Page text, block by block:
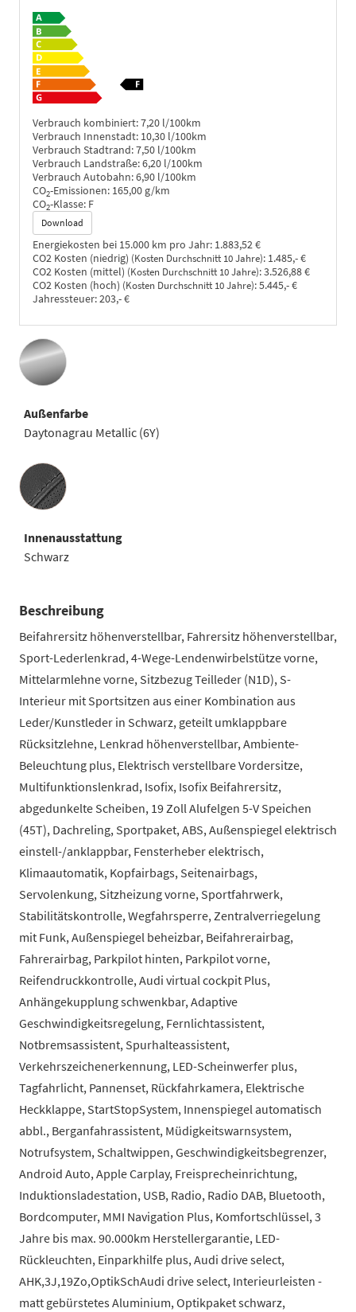
Verbrauch kombiniert:7,20 l/100km
Verbrauch Innenstadt: 10,30 l/100km
Verbrauch Stadtrand:7,50 l/100km
Verbrauch Landstraße:6,20 l/100km
Verbrauch Autobahn:6,90 l/100km
CO2-Emissionen: 165,00 g/km
CO2-Klasse: F
Download
Energiekosten bei 15.000 km pro Jahr: 1.883,52 €
CO2 Kosten (niedrig) (Kosten Durchschnitt 10 Jahre): 1.485,- €
CO2 Kosten (mittel) (Kosten Durchschnitt 10 Jahre):3.526,88 €
CO2 Kosten (hoch) (Kosten Durchschnitt 10 Jahre):5.445,- €
Jahressteuer:203,- €
Außenfarbe
Daytonagrau Metallic (6Y)
Innenausstattung
Innenausstattung
Schwarz
Beschreibung
Beifahrersitz höhenverstellbar, Fahrersitz höhenverstellbar,
Sport-Lederlenkrad, 4-Wege-Lendenwirbelstütze vorne,
Mittelarmlehne vorne, Sitzbezug Teilleder (N1D), S-
Interieur mit Sportsitzen aus einer Kombination aus
Leder/Kunstleder in Schwarz, geteilt umklappbare
Rücksitzlehne, Lenkrad höhenverstellbar, Ambiente-
Beleuchtung plus, Elektrisch verstellbare Vordersitze,
Multifunktionslenkrad, Isofix, Isofix Beifahrersitz,
abgedunkelte Scheiben, 19 Zoll Alufelgen 5-V Speichen
(45T), Dachreling, Sportpaket, ABS, Außenspiegel elektrisch
einstell-/anklappbar, Fensterheber elektrisch,
Klimaautomatik, Kopfairbags, Seitenairbags,
Servolenkung, Sitzheizung vorne, Sportfahrwerk,
Stabilitätskontrolle, Wegfahrsperre, Zentralverriegelung
mit Funk, Außenspiegel beheizbar, Beifahrerairbag,
Fahrerairbag, Parkpilot hinten, Parkpilot vorne,
Reifendruckkontrolle, Audi virtual cockpit Plus,
Anhängekupplung schwenkbar, Adaptive
Geschwindigkeitsregelung, Fernlichtassistent,
Notbremsassistent, Spurhalteassistent,
Verkehrszeichenerkennung, LED-Scheinwerfer plus,
Tagfahrlicht, Pannenset, Rückfahrkamera, Elektrische
Heckklappe, StartStopSystem, Innenspiegel automatisch
abbl., Berganfahrassistent, Müdigkeitswarnsystem,
Notrufsystem, Schaltwippen, Geschwindigkeitsbegrenzer,
Android Auto, Apple Carplay, Freisprecheinrichtung,
Induktionsladestation, USB, Radio, Radio DAB, Bluetooth,
Bordcomputer, MMI Navigation Plus, Komfortschlüssel, 3
Jahre bis max. 90.000km Herstellergarantie, LED-
Rückleuchten, Einparkhilfe plus, Audi drive select,
AHK,3J,19Zo,OptikSchAudi drive select, Interieurleisten -
matt gebürstetes Aluminium, Optikpaket schwarz,